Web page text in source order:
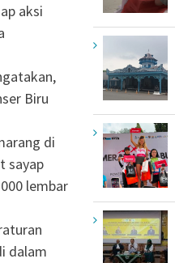
aksi
Biru
di
sayap
lembar
dalam